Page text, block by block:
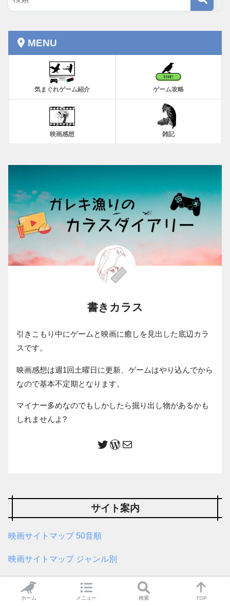
MENU
気まぐれゲーム紹介 ゲーム攻略
映画感想 雑記
書きカラス
引きこもり中にゲームと映画に癒しを見出した底辺カラ
スです。
映画感想は週1回土曜日に更新、ゲームはやり込んでから
なので基本不定期となります。
マイナー多めなのでもしかしたら掘り出し物があるかも
しれませんよ?
サイト案内
映画サイトマップ 50音順
映画サイトマップ ジャンル別
ゲームサイトマップ
ホーム メニュー 検索 TOP